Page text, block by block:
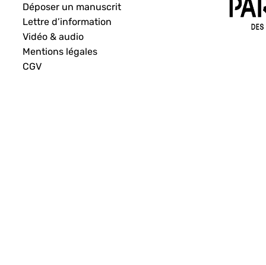
Déposer un manuscrit
Lettre d’information
Vidéo & audio
Mentions légales
CGV